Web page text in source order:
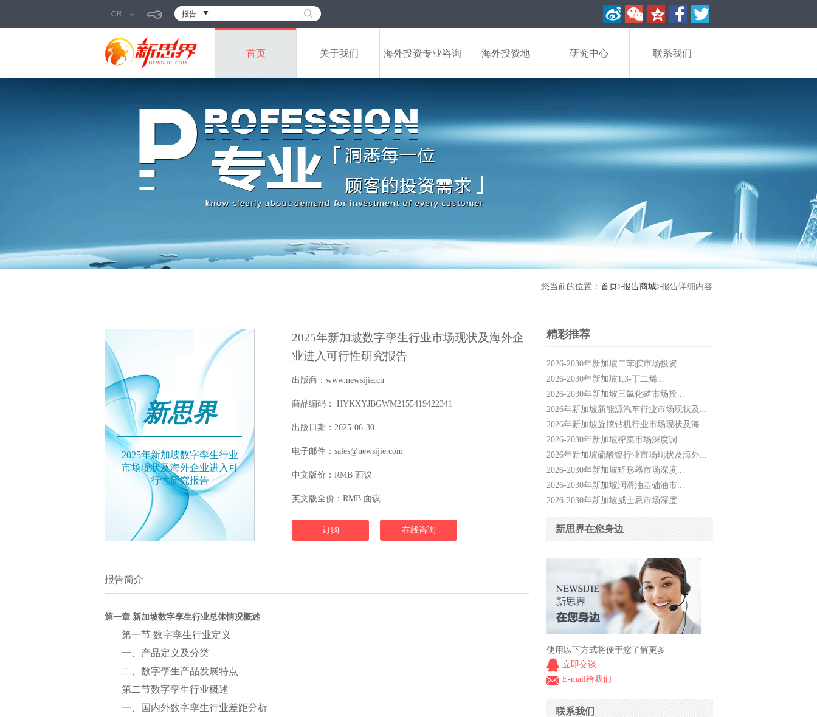
CH 报告
首页 关于我们 海外投资专业咨询 海外投资地 研究中心 联系我们
您当前的位置： 首页>报告商城>报告详细内容
新思界
2025年新加坡数字孪生行业
市场现状及海外企业进入可
行性研究报告
2025年新加坡数字孪生行业市场现状及海外企
业进入可行性研究报告
出版商：www.newsijie.cn
商品编码： HYKXYJBGWM2155419422341
出版日期：2025-06-30
电子邮件：sales@newsijie.com
中文版价：RMB 面议
英文版全价：RMB 面议
订购 在线咨询
报告简介
第一章 新加坡数字孪生行业总体情况概述
第一节 数字孪生行业定义
一、产品定义及分类
二、数字孪生产品发展特点
第二节数字孪生行业概述
一、国内外数字孪生行业差距分析
精彩推荐
2026-2030年新加坡二苯胺市场投资...
2026-2030年新加坡1,3-丁二烯...
2026-2030年新加坡三氯化磷市场投...
2026年新加坡新能源汽车行业市场现状及...
2026年新加坡旋挖钻机行业市场现状及海...
2026-2030年新加坡榨菜市场深度调...
2026年新加坡硫酸镍行业市场现状及海外...
2026-2030年新加坡矫形器市场深度...
2026-2030年新加坡润滑油基础油市...
2026-2030年新加坡威士忌市场深度...
新思界在您身边
使用以下方式将便于您了解更多
立即交谈
E-mail给我们
联系我们